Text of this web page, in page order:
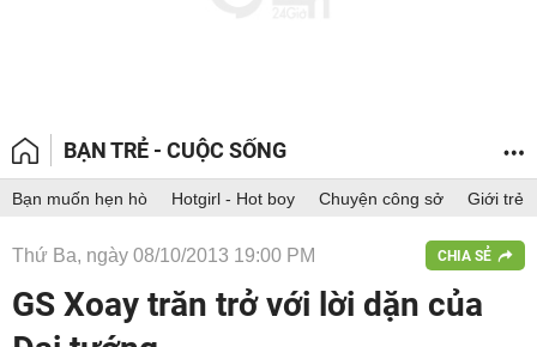
BẠN TRẺ - CUỘC SỐNG
Bạn muốn hẹn hò Hotgirl - Hot boy Chuyện công sở Giới trẻ
Thứ Ba, ngày 08/10/2013 19:00 PM CHIA SẺ
GS Xoay trăn trở với lời dặn của